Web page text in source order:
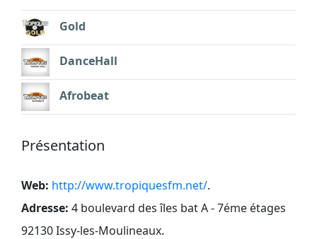
Gold
DanceHall
Afrobeat
Présentation
Web: http://www.tropiquesfm.net/.
Adresse: 4 boulevard des îles bat A - 7éme étages
92130 Issy-les-Moulineaux.